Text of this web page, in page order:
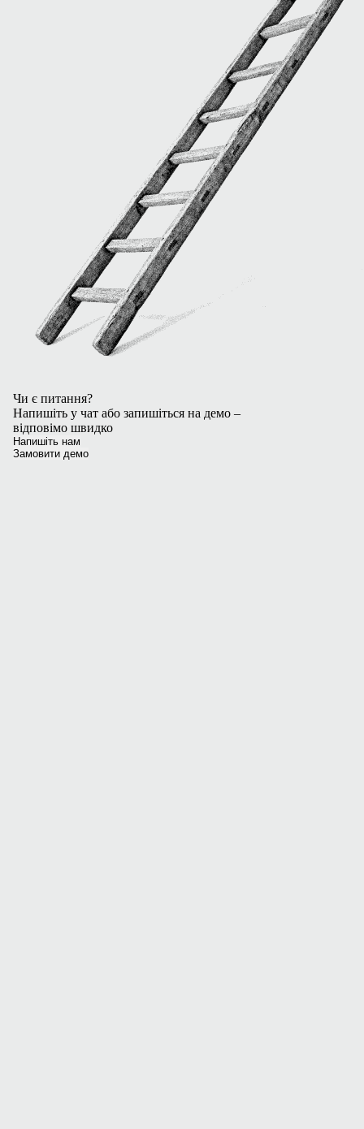
Чи є питання?
Напишіть у чат або запишіться на демо –
відповімо швидко
Напишіть нам
Замовити демо